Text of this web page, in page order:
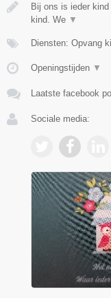
Bij ons is ieder
kind. We ▼
Diensten: Opvang
Openingstijden ▼
Laatste facebook
Sociale media: